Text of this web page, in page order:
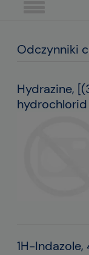
Odczynniki
Hydrazine,
hydrochlorid
1H-